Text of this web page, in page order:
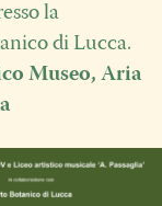
la
di Lucca.
Museo, Aria